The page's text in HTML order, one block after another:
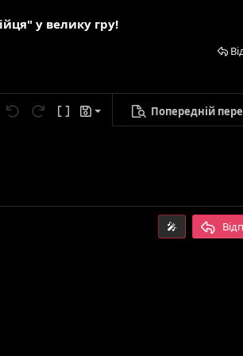
у велику гру!
Скасувати
Повторити
Ввімкнути режим BB-кодів
Чернетки
чернетку
Попередній
🎤